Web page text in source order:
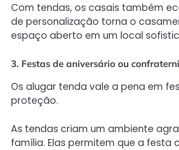
Com tendas, os casais também
de personalização torna o
espaço aberto em um local
3. Festas de aniversário ou
Os alugar tenda vale a pena em
proteção.
As tendas criam um ambiente
família. Elas permitem que a festa